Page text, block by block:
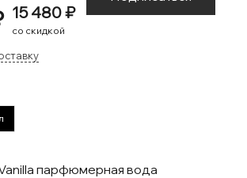
15 480 ₽
со скидкой
парфюмерная вода